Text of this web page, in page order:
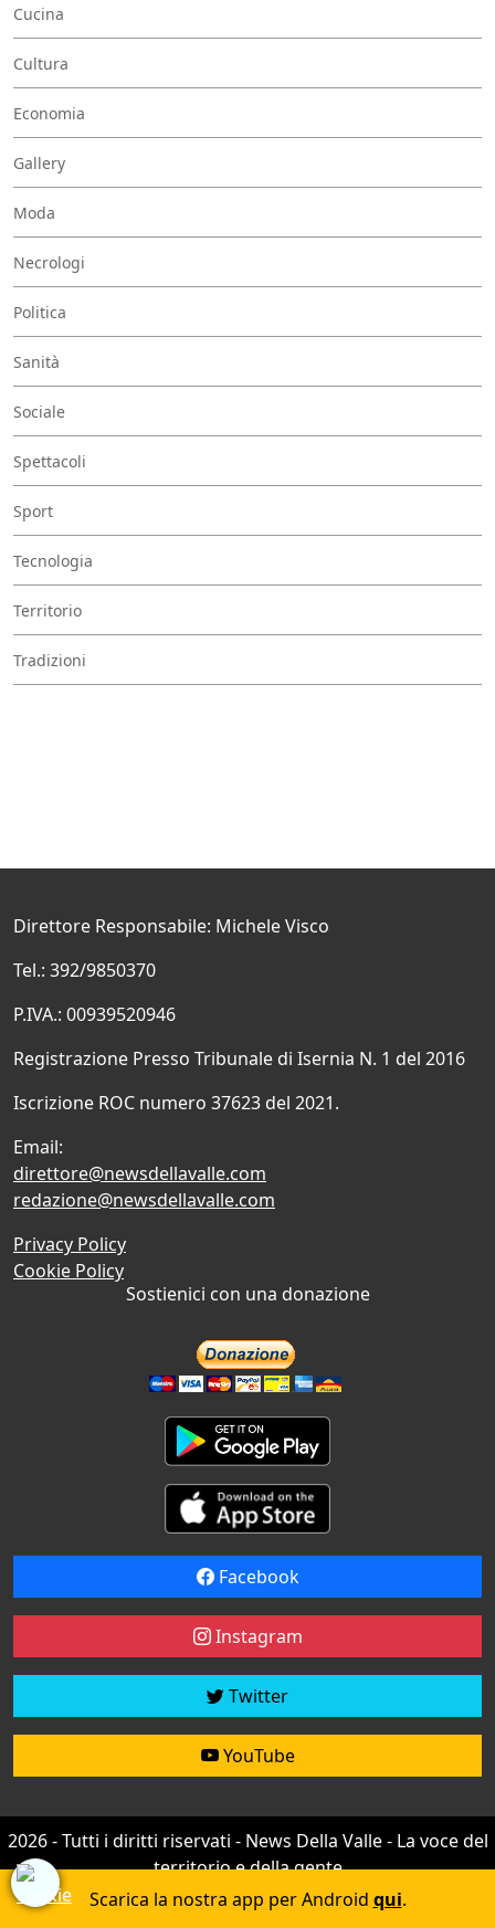
Cucina
Cultura
Economia
Gallery
Moda
Necrologi
Politica
Sanità
Sociale
Spettacoli
Sport
Tecnologia
Territorio
Tradizioni
Direttore Responsabile: Michele Visco
Tel.: 392/9850370
P.IVA.: 00939520946
Registrazione Presso Tribunale di Isernia N. 1 del 2016
Iscrizione ROC numero 37623 del 2021.
Email:
direttore@newsdellavalle.com
redazione@newsdellavalle.com
Privacy Policy
Cookie Policy
Sostienici con una donazione
Facebook
Instagram
Twitter
YouTube
2026 - Tutti i diritti riservati - News Della Valle - La voce del
territorio e della gente
Credit by efree
Scarica la nostra app per Android qui.